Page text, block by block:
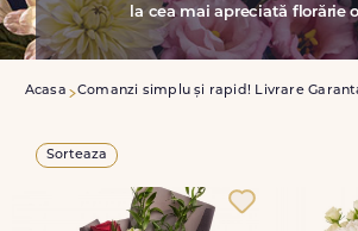
la cea mai apreciată florărie
Acasa Comanzi simplu și rapid! Livrare
Sorteaza